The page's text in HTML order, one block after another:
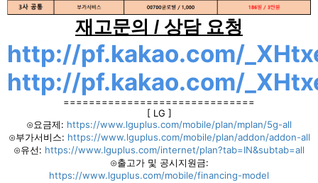
재고문의 / 상담 요청
http://pf.kakao.com/
http://pf.kakao.com/
==============================
[ LG ]
⊙요금제: https://www.lguplus.com/mobile/plan/mplan/5g-all
⊙부가서비스: https://www.lguplus.com/mobile/plan/addon/addon-all
⊙유선: https://www.lguplus.com/internet/plan?tab=IN&subtab=all
⊙출고가 및 공시지원금:
https://www.lguplus.com/mobile/financing-model